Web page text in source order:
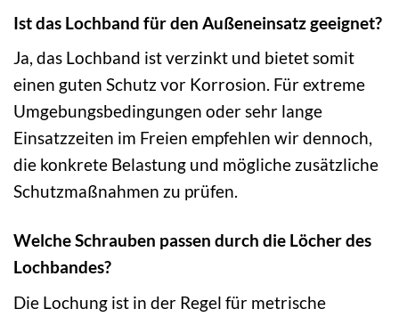
Ist das Lochband für den Außeneinsatz geeignet?
Ja, das Lochband ist verzinkt und bietet somit
einen guten Schutz vor Korrosion. Für extreme
Umgebungsbedingungen oder sehr lange
Einsatzzeiten im Freien empfehlen wir dennoch,
die konkrete Belastung und mögliche zusätzliche
Schutzmaßnahmen zu prüfen.
Welche Schrauben passen durch die Löcher des
Lochbandes?
Die Lochung ist in der Regel für metrische